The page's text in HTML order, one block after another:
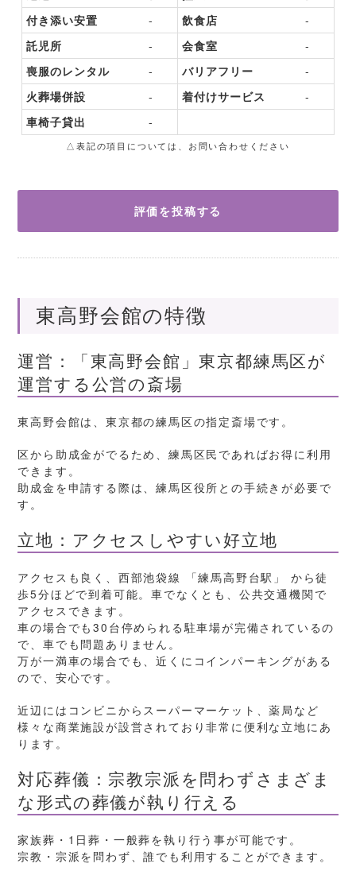
付き添い安置
- 飲食店
-
託児所
- 会食室
-
喪服のレンタル
- バリアフリー
-
火葬場併設
- 着付けサービス
-
車椅子貸出
-
△表記の項目については、お問い合わせください
評価を投稿する
東高野会館の特徴
運営：「東高野会館」東京都練馬区が
運営する公営の斎場
東高野会館は、東京都の練馬区の指定斎場です。
区から助成金がでるため、練馬区民であればお得に利用
できます。
助成金を申請する際は、練馬区役所との手続きが必要で
す。
立地：アクセスしやすい好立地
アクセスも良く、西部池袋線 「練馬高野台駅」 から徒
歩5分ほどで到着可能。車でなくとも、公共交通機関で
アクセスできます。
車の場合でも30台停められる駐車場が完備されているの
で、車でも問題ありません。
万が一満車の場合でも、近くにコインパーキングがある
ので、安心です。
近辺にはコンビニからスーパーマーケット、薬局など
様々な商業施設が設営されており非常に便利な立地にあ
ります。
対応葬儀：宗教宗派を問わずさまざま
な形式の葬儀が執り行える
家族葬・1日葬・一般葬を執り行う事が可能です。
宗教・宗派を問わず、誰でも利用することができます。